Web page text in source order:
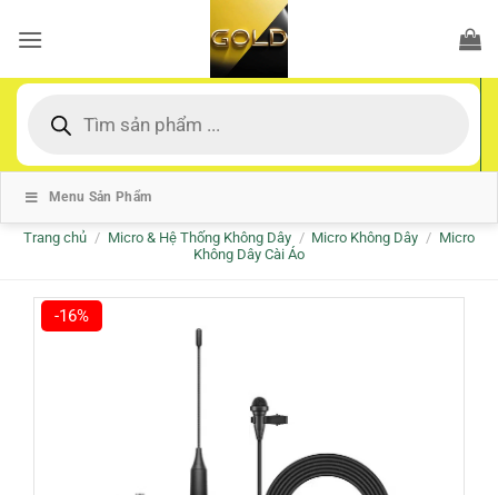
qua
dung
kiếm
Menu Sản Phẩm
Trang chủ / Micro & Hệ Thống Không Dây / Micro Không Dây / Micro
Không Dây Cài Áo
-16%